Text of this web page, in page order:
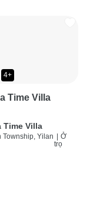
4+
Time Villa
Time Villa
Township, Yilan
Ở
trọ